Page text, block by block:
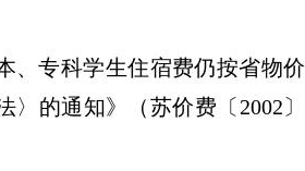
、专科学生住宿费仍按省物价
的通知》（苏价费〔2002〕